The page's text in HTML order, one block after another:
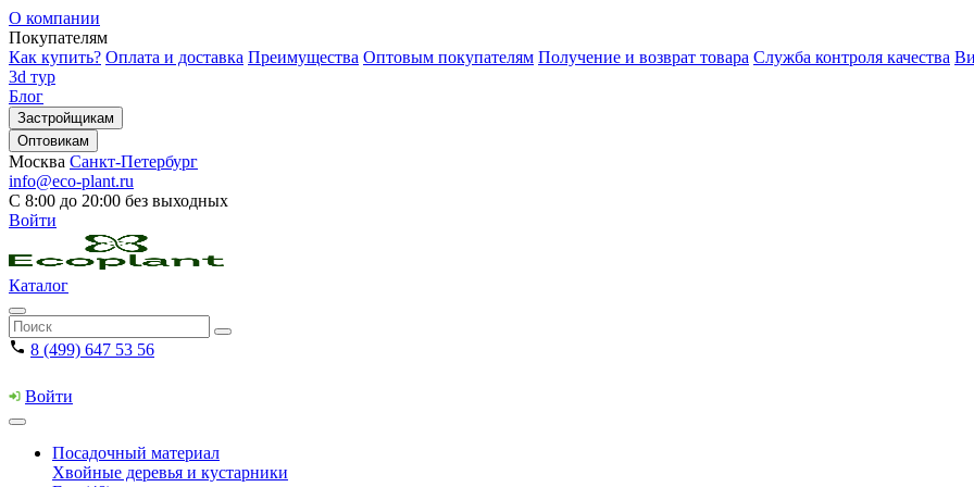
О компании
Покупателям
Как купить? Оплата и доставка Преимущества Оптовым покупателям Получение и возврат товара Служба контроля качества
3d тур
Блог
Застройщикам
Оптовикам
Москва Санкт-Петербург
info@eco-plant.ru
С 8:00 до 20:00 без выходных
Войти
Каталог
8 (499) 647 53 56
Войти
Посадочный материал
Хвойные деревья и кустарники